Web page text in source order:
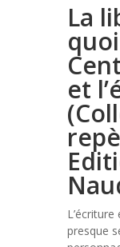
La
et
presque